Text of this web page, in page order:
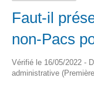
Faut-il
non-Pacs
Vérifié le 16/05/2022 -
administrative